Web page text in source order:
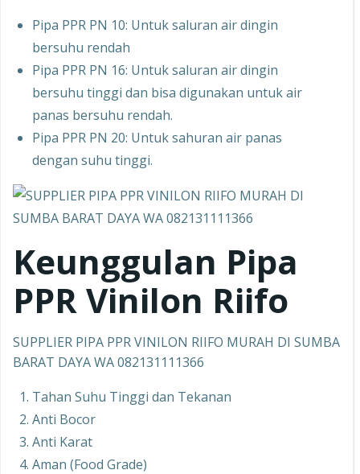
Pipa PPR PN 10: Untuk saluran air dingin
bersuhu rendah
Pipa PPR PN 16: Untuk saluran air dingin
bersuhu tinggi dan bisa digunakan untuk air
panas bersuhu rendah.
Pipa PPR PN 20: Untuk sahuran air panas
dengan suhu tinggi.
Keunggulan Pipa
PPRVinilon Riifo
SUPPLIER PIPA PPR VINILON RIIFO MURAH DI SUMBA
BARAT DAYA WA 082131111366
Tahan Suhu Tinggi dan Tekanan
Anti Bocor
Anti Karat
Aman (Food Grade)